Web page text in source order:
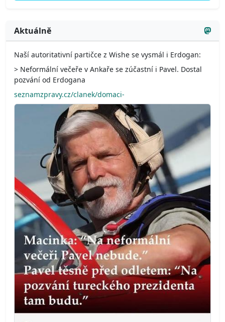
Aktuálně
Naší autoritativní partičce z Wishe se vysmál i Erdogan:
> Neformální večeře v Ankaře se zúčastní i Pavel. Dostal
pozvání od Erdogana
seznamzpravy.cz/clanek/domaci-